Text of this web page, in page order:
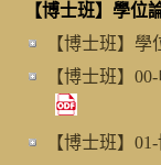
【博士班】學位
【博士班】
【博士班】
【博士班】